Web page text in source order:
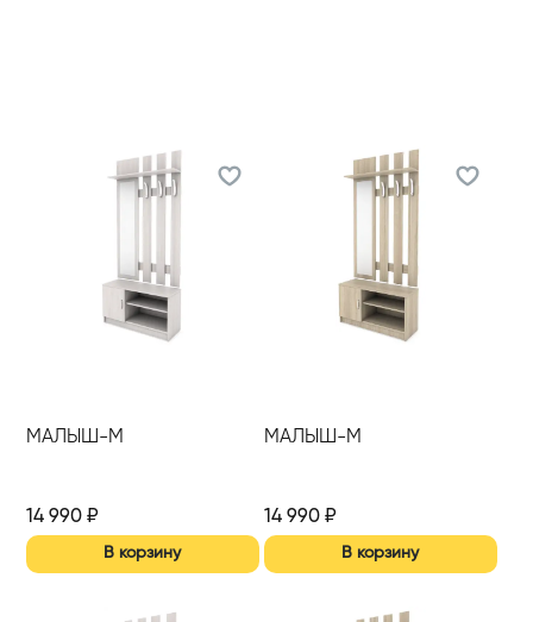
МАЛЫШ-М
14 990 ₽
В корзину
МАЛЫШ-М
14 990₽
В корзину